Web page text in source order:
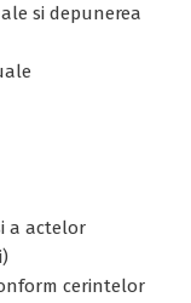
si depunerea
a actelor
cerintelor